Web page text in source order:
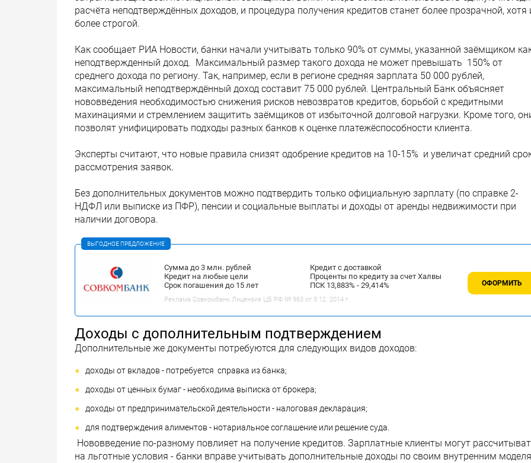
расчёта неподтверждённых доходов, и процедура получения кредитов станет более прозрачной, хотя
более строгой.
Как сообщает РИА Новости, банки начали учитывать только 90% от суммы, указанной заёмщиком
неподтвержденный доход. Максимальный размер такого дохода не может превышать 150% от
среднего дохода по региону. Так, например, если в регионе средняя зарплата 50 000 рублей,
максимальный неподтверждённый доход составит 75 000 рублей. Центральный Банк объясняет
нововведения необходимостью снижения рисков невозвратов кредитов, борьбой с кредитными
махинациями и стремлением защитить заёмщиков от избыточной долговой нагрузки. Кроме того,
позволят унифицировать подходы разных банков к оценке платежёспособности клиента.
Эксперты считают, что новые правила снизят одобрение кредитов на 10-15% и увеличат средний
рассмотрения заявок.
Без дополнительных документов можно подтвердить только официальную зарплату (по справке 2-
НДФЛ или выписке из ПФР), пенсии и социальные выплаты и доходы от аренды недвижимости при
наличии договора.
ВЫГОДНОЕ ПРЕДЛОЖЕНИЕ
Сумма до 3 млн. рублей
Кредит на любые цели
Срок погашения до 15 лет
Кредит с доставкой
Проценты по кредиту за счет Халвы
ПСК 13,883% - 29,414%
Реклама Совкомбанк.Лицензия ЦБ РФ № 963 от 5 12. 2014 г.
ОФОРМИТЬ
Доходы с дополнительным подтверждением
Дополнительные же документы потребуются для следующих видов доходов:
доходы от вкладов - потребуется справка из банка;
доходы от ценных бумаг - необходима выписка от брокера;
доходы от предпринимательской деятельности - налоговая декларация;
для подтверждения алиментов - нотариальное соглашение или решение суда.
Нововведение по-разному повлияет на получение кредитов. Зарплатные клиенты могут
на льготные условия - банки вправе учитывать дополнительные доходы по своим внутренним